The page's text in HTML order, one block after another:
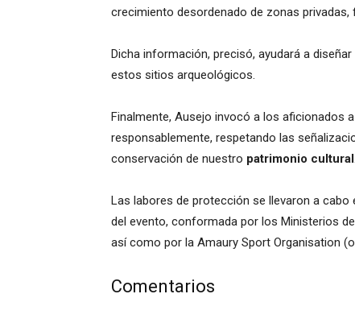
crecimiento desordenado de zonas
Dicha información, precisó, ayudará a
estos sitios arqueológicos.
Finalmente, Ausejo invocó a los aficionados
responsablemente, respetando las
conservación de nuestro patrimonio cultural.
Las labores de protección se llevaron a
del evento, conformada por los Ministerios
así como por la Amaury Sport Organisation
Comentarios